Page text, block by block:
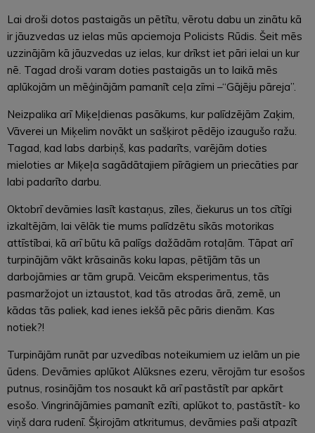
Lai droši dotos pastaigās un pētītu, vērotu dabu un zinātu kā
ir jāuzvedas uz ielas mūs apciemoja Policists Rūdis. Šeit mēs
uzzinājām kā jāuzvedas uz ielas, kur drīkst iet pāri ielai un kur
nē. Tagad droši varam doties pastaigās un to laikā mēs
aplūkojām un mēģinājām pamanīt ceļa zīmi –“Gājēju pāreja”.
Neizpalika arī Miķeļdienas pasākums, kur palīdzējām Zaķim,
Vāverei un Miķelim novākt un sašķirot pēdējo izaugušo ražu.
Tagad, kad labs darbiņš, kas padarīts, varējām doties
mieloties ar Miķeļa sagādātajiem pīrāgiem un priecāties par
labi padarīto darbu.
Oktobrī devāmies lasīt kastaņus, zīles, čiekurus un tos cītīgi
izkaltējām, lai vēlāk tie mums palīdzētu sīkās motorikas
attīstībai, kā arī būtu kā palīgs dažādām rotaļām. Tāpat arī
turpinājām vākt krāsainās koku lapas, pētījām tās un
darbojāmies ar tām grupā. Veicām eksperimentus, tās
pasmaržojot un iztaustot, kad tās atrodas ārā, zemē, un
kādas tās paliek, kad ienes iekšā pēc pāris dienām. Kas
notiek?!
Turpinājām runāt par uzvedības noteikumiem uz ielām un pie
ūdens. Devāmies aplūkot Alūksnes ezeru, vērojām tur esošos
putnus, rosinājām tos nosaukt kā arī pastāstīt par apkārt
esošo. Vingrinājāmies pamanīt ezīti, aplūkot to, pastāstīt- ko
viņš dara rudenī. Šķirojām atkritumus, devāmies paši atpazīt